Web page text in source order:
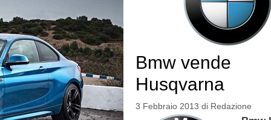
Bmw vende
Husqvarna
3 Febbraio 2013 di Redazione